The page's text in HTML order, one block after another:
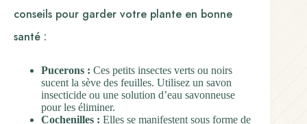
conseils pour garder votre plante en bonne
santé :
Pucerons : Ces petits insectes verts ou noirs
sucent la sève des feuilles. Utilisez un savon
insecticide ou une solution d’eau savonneuse
pour les éliminer.
Cochenilles : Elles se manifestent sous forme de